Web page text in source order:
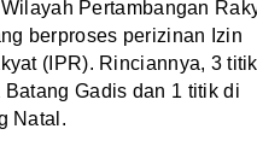
Pertambangan
berproses perizinan Izin
(IPR). Rinciannya, 3
Batang Gadis dan 1 titik di
Natal.